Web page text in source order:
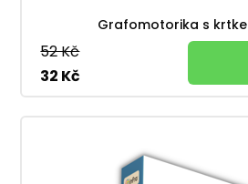
Grafomotorika s
52 Kč
32 Kč